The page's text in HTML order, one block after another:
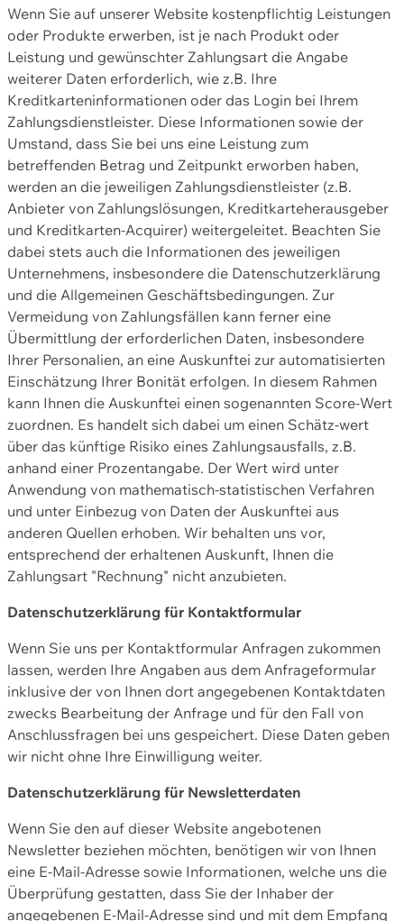
Wenn Sie auf unserer Website kostenpflichtig Leistungen
oder Produkte erwerben, ist je nach Produkt oder
Leistung und gewünschter Zahlungsart die Angabe
weiterer Daten erforderlich, wie z.B. Ihre
Kreditkarteninformationen oder das Login bei Ihrem
Zahlungsdienstleister. Diese Informationen sowie der
Umstand, dass Sie bei uns eine Leistung zum
betreffenden Betrag und Zeitpunkt erworben haben,
werden an die jeweiligen Zahlungsdienstleister (z.B.
Anbieter von Zahlungslösungen, Kreditkarteherausgeber
und Kreditkarten-Acquirer) weitergeleitet. Beachten Sie
dabei stets auch die Informationen des jeweiligen
Unternehmens, insbesondere die Datenschutzerklärung
und die Allgemeinen Geschäftsbedingungen. Zur
Vermeidung von Zahlungsfällen kann ferner eine
Übermittlung der erforderlichen Daten, insbesondere
Ihrer Personalien, an eine Auskunftei zur automatisierten
Einschätzung Ihrer Bonität erfolgen. In diesem Rahmen
kann Ihnen die Auskunftei einen sogenannten Score-Wert
zuordnen. Es handelt sich dabei um einen Schätz-wert
über das künftige Risiko eines Zahlungsausfalls, z.B.
anhand einer Prozentangabe. Der Wert wird unter
Anwendung von mathematisch-statistischen Verfahren
und unter Einbezug von Daten der Auskunftei aus
anderen Quellen erhoben. Wir behalten uns vor,
entsprechend der erhaltenen Auskunft, Ihnen die
Zahlungsart "Rechnung" nicht anzubieten.
Datenschutzerklärung für Kontaktformular
Wenn Sie uns per Kontaktformular Anfragen zukommen
lassen, werden Ihre Angaben aus dem Anfrageformular
inklusive der von Ihnen dort angegebenen Kontaktdaten
zwecks Bearbeitung der Anfrage und für den Fall von
Anschlussfragen bei uns gespeichert. Diese Daten geben
wir nicht ohne Ihre Einwilligung weiter.
Datenschutzerklärung für Newsletterdaten
Wenn Sie den auf dieser Website angebotenen
Newsletter beziehen möchten, benötigen wir von Ihnen
eine E-Mail-Adresse sowie Informationen, welche uns die
Überprüfung gestatten, dass Sie der Inhaber der
angegebenen E-Mail-Adresse sind und mit dem Empfang